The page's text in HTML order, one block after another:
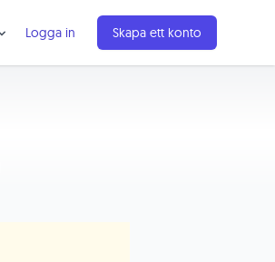
Logga in Skapa ett konto